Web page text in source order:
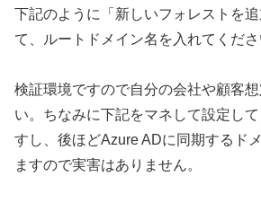
下記のように「新しいフォレストを
て、ルートドメイン名を入れてくださ
検証環境ですので自分の会社や顧客
い。ちなみに下記をマネして設定し
すし、後ほどAzure ADに同期するド
ますので実害はありません。